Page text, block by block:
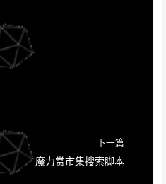
下一篇
魔力赏市集搜索脚本